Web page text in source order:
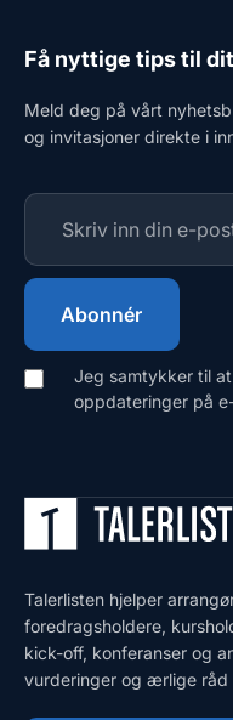
Få nyttige tips til
Meld deg på vårt
og invitasjoner direkte i
Jeg samtykker til
oppdateringer på
Talerlisten hjelper
foredragsholdere,
kick-off, konferanser og
vurderinger og ærlige råd